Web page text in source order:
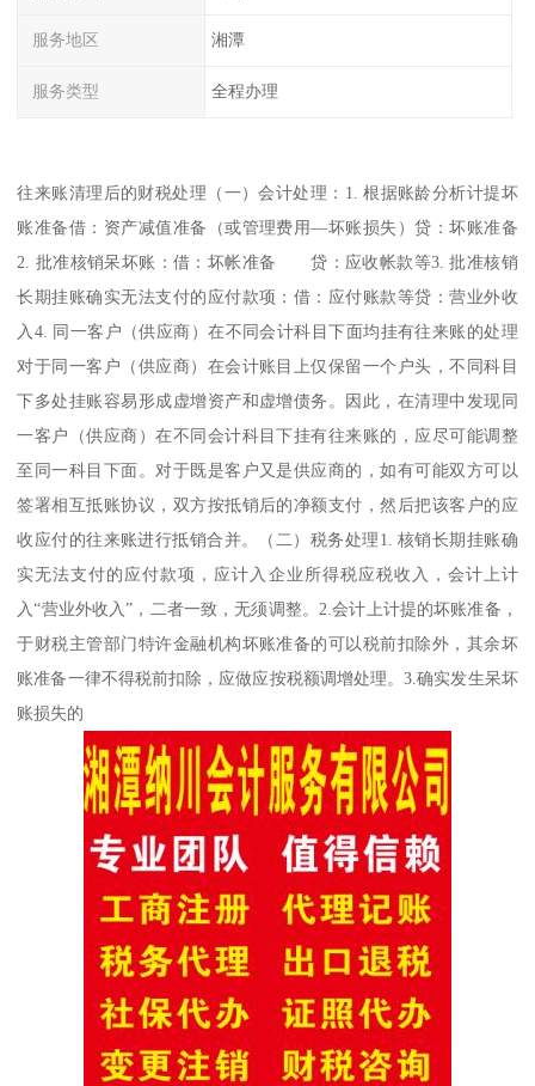
服务地区 湘潭
服务类型 全程办理
往来账清理后的财税处理（一）会计处理：1. 根据账龄分析计提坏
账准备借：资产减值准备（或管理费用—坏账损失）贷：坏账准备
2. 批准核销呆坏账：借：坏帐准备 贷：应收帐款等3. 批准核销
长期挂账确实无法支付的应付款项：借：应付账款等贷：营业外收
入4. 同一客户（供应商）在不同会计科目下面均挂有往来账的处理
对于同一客户（供应商）在会计账目上仅保留一个户头，不同科目
下多处挂账容易形成虚增资产和虚增债务。因此，在清理中发现同
一客户（供应商）在不同会计科目下挂有往来账的，应尽可能调整
至同一科目下面。对于既是客户又是供应商的，如有可能双方可以
签署相互抵账协议，双方按抵销后的净额支付，然后把该客户的应
收应付的往来账进行抵销合并。（二）税务处理1. 核销长期挂账确
实无法支付的应付款项，应计入企业所得税应税收入，会计上计
入“营业外收入”，二者一致，无须调整。2.会计上计提的坏账准备，
于财税主管部门特许金融机构坏账准备的可以税前扣除外，其余坏
账准备一律不得税前扣除，应做应按税额调增处理。3.确实发生呆坏
账损失的